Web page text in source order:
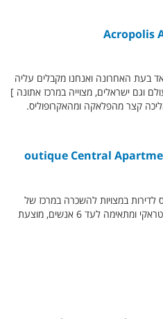
Acropolis
האחרונה ואנחנו מקבלים עליה
וגם ישראלים, מצוייה במרכז אתונה ]
קצר מהפלאקה ומהאקרופוליס.
outique Central
לדירות במצויות להשכרה במרכז של
העיר ] מצוייה ממש סמוך לכיכר מונסטראקי ומתאימה לעד 6 אנשים, מוצעת